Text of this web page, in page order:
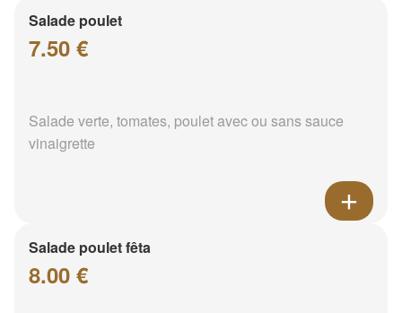
Salade poulet
7.50 €
Salade verte, tomates, poulet avec ou sans sauce
vinaigrette
Salade poulet fêta
8.00 €